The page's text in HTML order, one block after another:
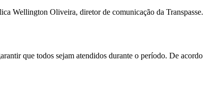
Wellington Oliveira, diretor de comunicação da Transpasse.
que todos sejam atendidos durante o período. De acordo